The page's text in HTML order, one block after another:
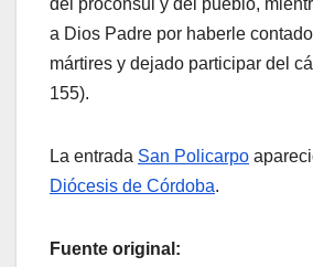
del procónsul y del pueblo,
a Dios Padre por haberle
mártires y dejado participar del
155).
La entrada San Policarpo
Diócesis de Córdoba.
Fuente original: